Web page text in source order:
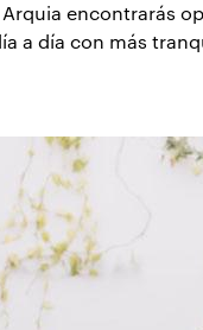
encontrarás
a día con más